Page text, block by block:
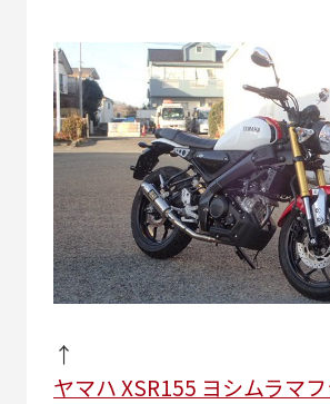
↑
ヤマハ XSR155 ヨシムラマ